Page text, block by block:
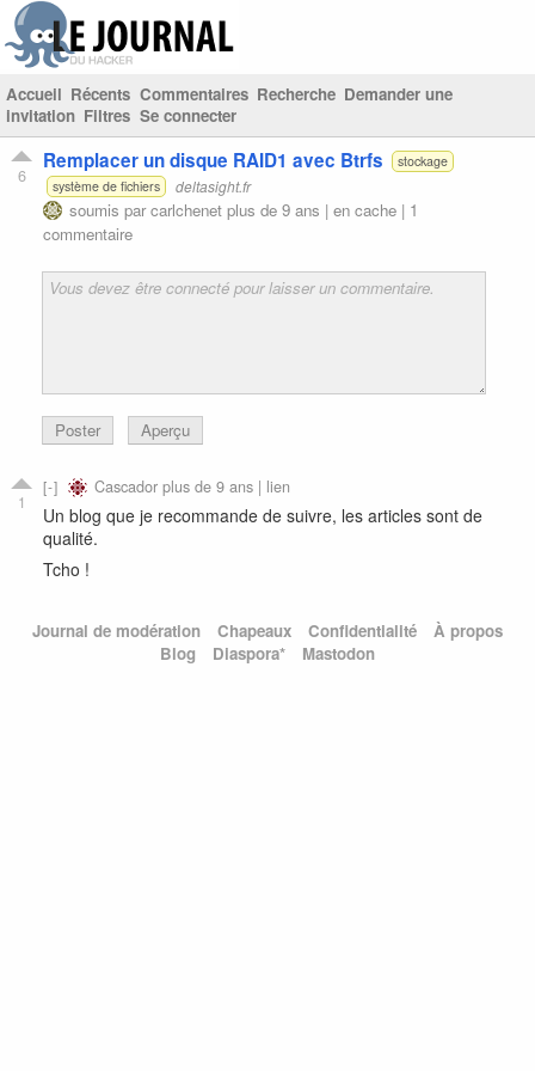
Accueil Récents Commentaires Recherche Demander une
invitation Filtres Se connecter
6
Remplacer un disque RAID1 avec Btrfs
stockage
système de fichiers
deltasight.fr
soumis parcarlchenet plus de 9 ans | en cache | 1
commentaire
Poster Aperçu
1
Cascadorplus de 9 ans | lien
Un blog que je recommande de suivre, les articles sont de
qualité.
Tcho !
Journal de modération Chapeaux Confidentialité
À propos
Blog
Diaspora* Mastodon